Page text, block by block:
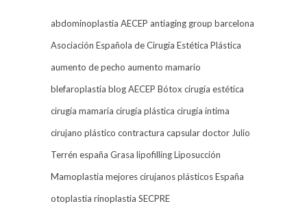
abdominoplastia AECEP antiaging group barcelona
Asociación Española de Cirugía Estética Plástica
aumento de pecho aumento mamario
blefaroplastia blog AECEP Bótox cirugía estética
cirugía mamaria cirugía plástica cirugía íntima
cirujano plástico contractura capsulardoctor Julio
Terrén españa Grasa lipofillingLiposucción
Mamoplastia mejores cirujanos plásticos España
otoplastia rinoplastia SECPRE